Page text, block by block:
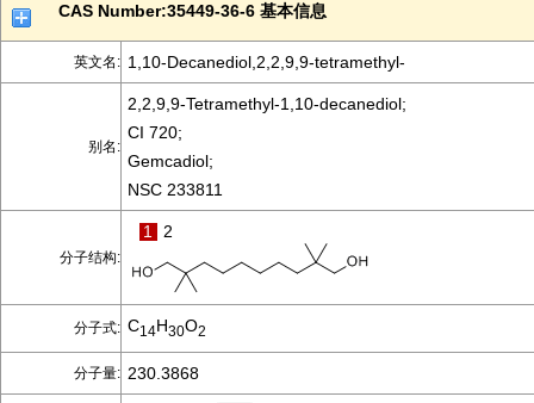
CAS Number:35449-36-6 基本信息
英文名: 1,10-Decanediol,2,2,9,9-tetramethyl-
别名:
2,2,9,9-Tetramethyl-1,10-decanediol;
CI 720;
Gemcadiol;
NSC 233811
分子结构:
1 2
分子式: C14H30O2
分子量: 230.3868